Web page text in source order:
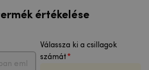
értékelése
Válassza ki a csillagok
számát